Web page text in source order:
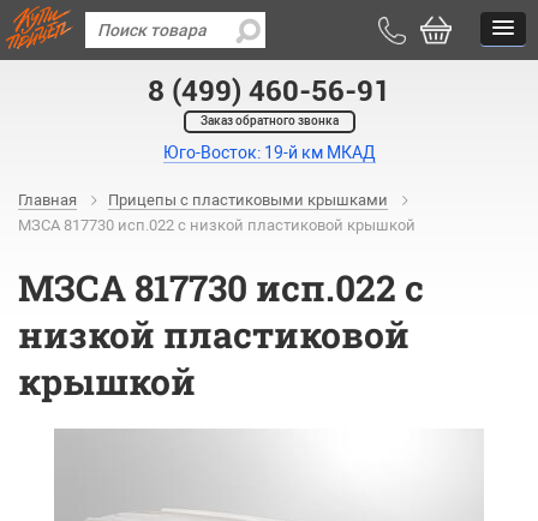
8 (499) 460-56-91
Заказ обратного звонка
Юго-Восток: 19-й км МКАД
Главная
Прицепы с пластиковыми крышками
МЗСА 817730 исп.022 с низкой пластиковой крышкой
МЗСА 817730 исп.022 с
низкой пластиковой
крышкой